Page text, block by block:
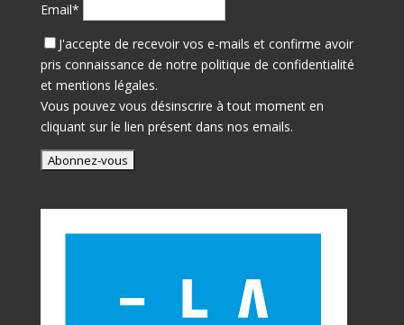
Email*
J'accepte de recevoir vos e-mails et confirme avoir
pris connaissance de notre politique de confidentialité
et mentions légales.
Vous pouvez vous désinscrire à tout moment en
cliquant sur le lien présent dans nos emails.